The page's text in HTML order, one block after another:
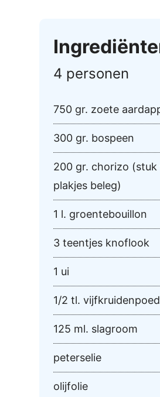
4 personen
750 gr. zoete
300 gr. bospeen
200 gr. chorizo
plakjes beleg)
1 l. groentebouillon
3 teentjes knoflook
1 ui
1/2 tl.
125 ml. slagroom
peterselie
olijfolie